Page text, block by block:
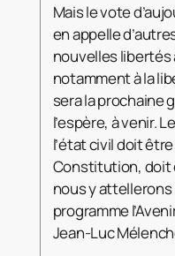
Mais le vote
en appelle
nouvelles libertés
notamment à la
sera la prochaine
l’espère, à venir.
l’état civil doit
Constitution, doit
nous y
programme
Jean-Luc